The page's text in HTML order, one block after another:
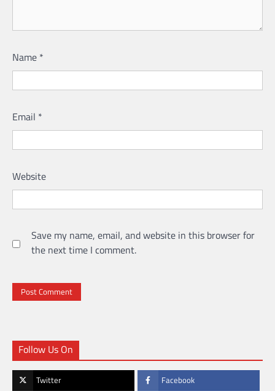
Name *
Email *
Website
Save my name, email, and website in this browser for
the next time I comment.
Follow Us On
Twitter Facebook